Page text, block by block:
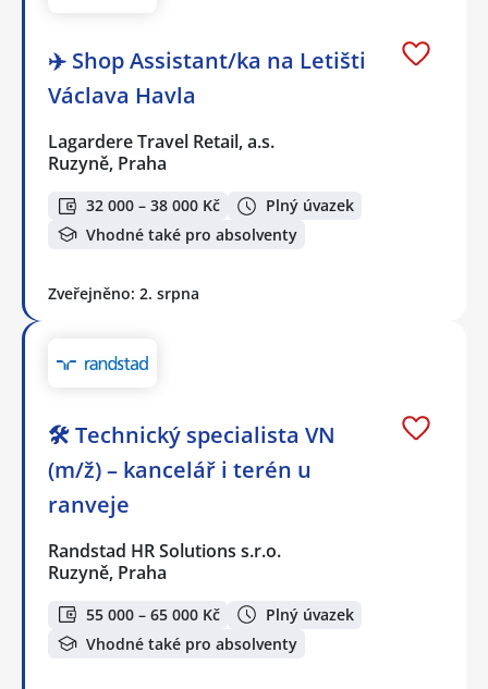
✈️ Shop Assistant/ka na Letišti
Václava Havla
Lagardere Travel Retail, a.s.
Ruzyně, Praha
32 000 – 38 000 Kč
Plný úvazek
Vhodné také pro absolventy
Zveřejněno: 2. srpna
🛠️ Technický specialista VN
(m/ž) – kancelář i terén u
ranveje
Randstad HR Solutions s.r.o.
Ruzyně, Praha
55 000 – 65 000 Kč
Plný úvazek
Vhodné také pro absolventy